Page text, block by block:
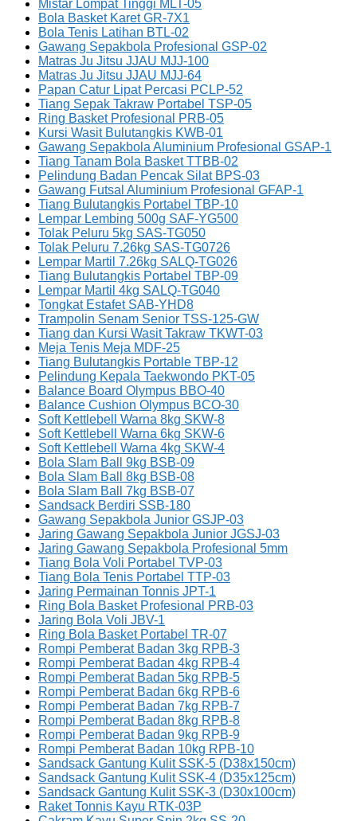
Mistar Lompat Tinggi MLT-05
Bola Basket Karet GR-7X1
Bola Tenis Latihan BTL-02
Gawang Sepakbola Profesional GSP-02
Matras Ju Jitsu JJAU MJJ-100
Matras Ju Jitsu JJAU MJJ-64
Papan Catur Lipat Percasi PCLP-52
Tiang Sepak Takraw Portabel TSP-05
Ring Basket Profesional PRB-05
Kursi Wasit Bulutangkis KWB-01
Gawang Sepakbola Aluminium Profesional GSAP-1
Tiang Tanam Bola Basket TTBB-02
Pelindung Badan Pencak Silat BPS-03
Gawang Futsal Aluminium Profesional GFAP-1
Tiang Bulutangkis Portabel TBP-10
Lempar Lembing 500g SAF-YG500
Tolak Peluru 5kg SAS-TG050
Tolak Peluru 7.26kg SAS-TG0726
Lempar Martil 7.26kg SALQ-TG026
Tiang Bulutangkis Portabel TBP-09
Lempar Martil 4kg SALQ-TG040
Tongkat Estafet SAB-YHD8
Trampolin Senam Senior TSS-125-GW
Tiang dan Kursi Wasit Takraw TKWT-03
Meja Tenis Meja MDF-25
Tiang Bulutangkis Portable TBP-12
Pelindung Kepala Taekwondo PKT-05
Balance Board Olympus BBO-40
Balance Cushion Olympus BCO-30
Soft Kettlebell Warna 8kg SKW-8
Soft Kettlebell Warna 6kg SKW-6
Soft Kettlebell Warna 4kg SKW-4
Bola Slam Ball 9kg BSB-09
Bola Slam Ball 8kg BSB-08
Bola Slam Ball 7kg BSB-07
Sandsack Berdiri SSB-180
Gawang Sepakbola Junior GSJP-03
Jaring Gawang Sepakbola Junior JGSJ-03
Jaring Gawang Sepakbola Profesional 5mm
Tiang Bola Voli Portabel TVP-03
Tiang Bola Tenis Portabel TTP-03
Jaring Permainan Tonnis JPT-1
Ring Bola Basket Profesional PRB-03
Jaring Bola Voli JBV-1
Ring Bola Basket Portabel TR-07
Rompi Pemberat Badan 3kg RPB-3
Rompi Pemberat Badan 4kg RPB-4
Rompi Pemberat Badan 5kg RPB-5
Rompi Pemberat Badan 6kg RPB-6
Rompi Pemberat Badan 7kg RPB-7
Rompi Pemberat Badan 8kg RPB-8
Rompi Pemberat Badan 9kg RPB-9
Rompi Pemberat Badan 10kg RPB-10
Sandsack Gantung Kulit SSK-5 (D38x150cm)
Sandsack Gantung Kulit SSK-4 (D35x125cm)
Sandsack Gantung Kulit SSK-3 (D30x100cm)
Raket Tonnis Kayu RTK-03P